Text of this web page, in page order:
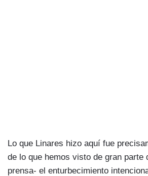
Lo que Linares hizo aquí fue
de lo que hemos visto de gran parte
prensa- el enturbecimiento